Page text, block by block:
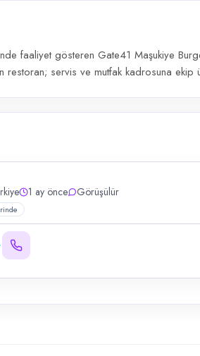
faaliyet gösteren Gate41 Maşukiye
restoran; servis ve mutfak kadrosuna ekip
1 ay önce Görüşülür